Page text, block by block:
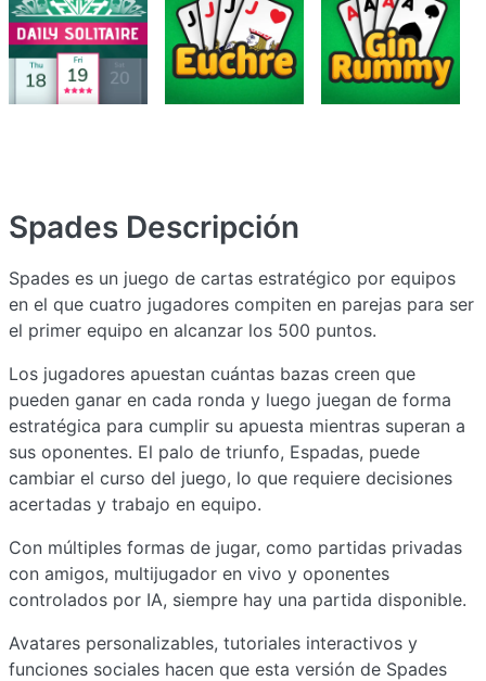
Spades Descripción
Spades es un juego de cartas estratégico por equipos
en el que cuatro jugadores compiten en parejas para ser
el primer equipo en alcanzar los 500 puntos.
Los jugadores apuestan cuántas bazas creen que
pueden ganar en cada ronda y luego juegan de forma
estratégica para cumplir su apuesta mientras superan a
sus oponentes. El palo de triunfo, Espadas, puede
cambiar el curso del juego, lo que requiere decisiones
acertadas y trabajo en equipo.
Con múltiples formas de jugar, como partidas privadas
con amigos, multijugador en vivo y oponentes
controlados por IA, siempre hay una partida disponible.
Avatares personalizables, tutoriales interactivos y
funciones sociales hacen que esta versión de Spades